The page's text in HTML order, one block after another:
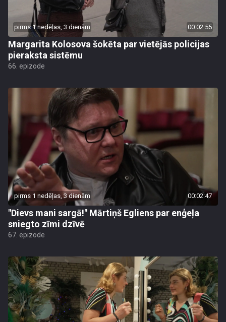
pirms 1 nedēļas, 3 dienām 00:02:55
Margarita Kolosova šokēta par vietējās policijas
pieraksta sistēmu
66. epizode
pirms 1 nedēļas, 3 dienām 00:02:47
"Dievs mani sargā!" Mārtiņš Egliens par enģeļa
sniegto zīmi dzīvē
67. epizode